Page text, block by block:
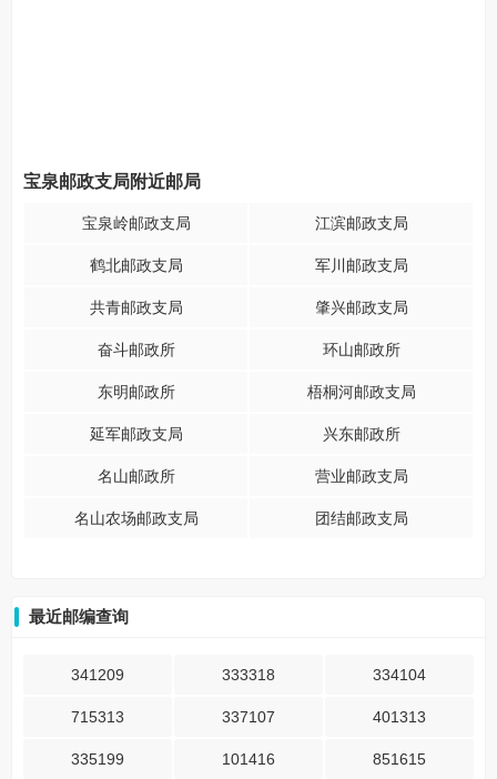
宝泉邮政支局附近邮局
宝泉岭邮政支局 江滨邮政支局
鹤北邮政支局 军川邮政支局
共青邮政支局 肇兴邮政支局
奋斗邮政所 环山邮政所
东明邮政所 梧桐河邮政支局
延军邮政支局 兴东邮政所
名山邮政所 营业邮政支局
名山农场邮政支局 团结邮政支局
最近邮编查询
341209 333318 334104
715313 337107 401313
335199 101416 851615